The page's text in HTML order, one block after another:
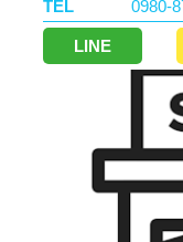
TEL 0980-
LINE